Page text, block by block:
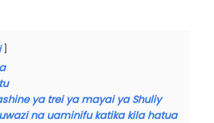
ya trei ya mayai ya Shuliy
na uaminifu katika kila hatua